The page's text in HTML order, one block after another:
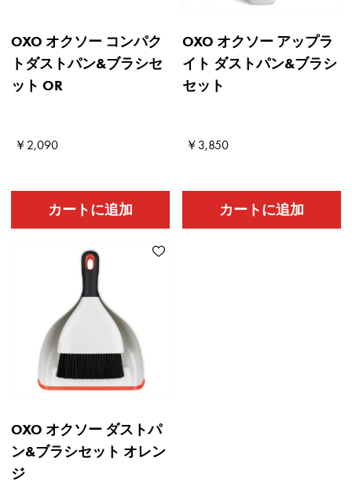
OXO オクソー コンパク
トダストパン&ブラシセ
ット OR
Current Price
￥2,090Old price
カートに追加
OXO オクソー アップラ
イト ダストパン&ブラシ
セット
Current Price
￥3,850Old price
カートに追加
OXO オクソー ダストパ
ン&ブラシセット オレン
ジ